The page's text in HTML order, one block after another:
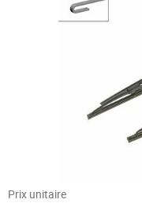
Prix unitaire